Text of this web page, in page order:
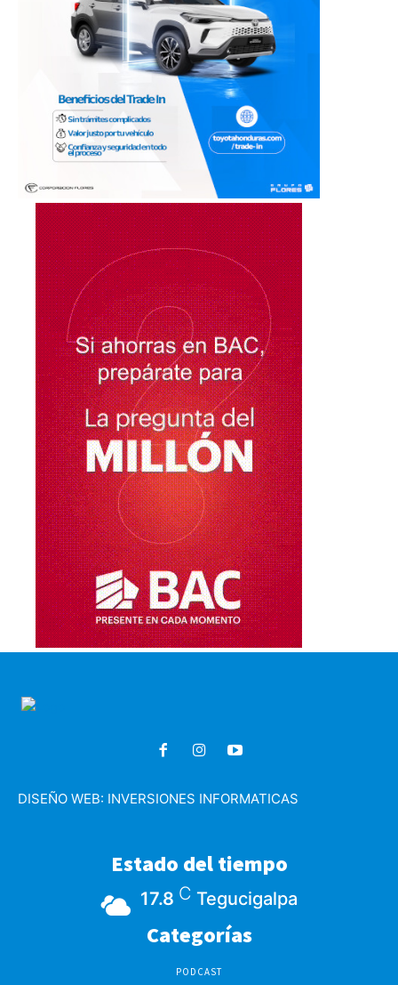
DISEÑO WEB: INVERSIONES INFORMATICAS
Estado del tiempo
17.8 C Tegucigalpa
Categorías
PODCAST